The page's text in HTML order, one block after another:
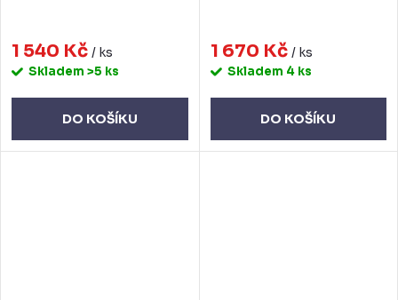
1 540 Kč / ks
Skladem >5 ks
DO KOŠÍKU
1 670 Kč / ks
Skladem 4 ks
DO KOŠÍKU